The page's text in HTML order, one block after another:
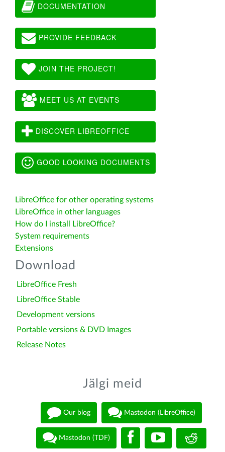
DOCUMENTATION
PROVIDE FEEDBACK
JOIN THE PROJECT!
MEET US AT EVENTS
DISCOVER LIBREOFFICE
GOOD LOOKING DOCUMENTS
LibreOffice for other operating systems
LibreOffice in other languages
How do I install LibreOffice?
System requirements
Extensions
Download
LibreOffice Fresh
LibreOffice Stable
Development versions
Portable versions & DVD Images
Release Notes
Jälgi meid
Our blog Mastodon (LibreOffice)
Mastodon (TDF)